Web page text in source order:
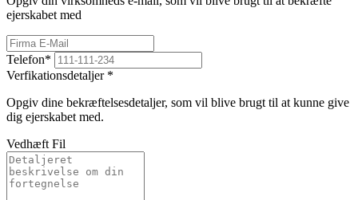
ejerskabet med
Telefon*
Verfikationsdetaljer *
Opgiv dine bekræftelsesdetaljer, som vil blive brugt til at kunne give
dig ejerskabet med.
Vedhæft Fil